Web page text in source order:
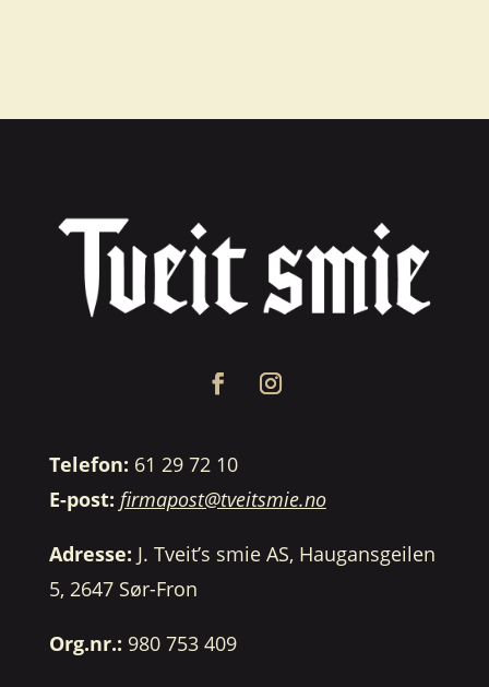
Telefon: 61 29 72 10
E-post: firmapost@tveitsmie.no
Adresse: J. Tveit’s smie AS, Haugansgeilen
5, 2647 Sør-Fron
Org.nr.: 980 753 409